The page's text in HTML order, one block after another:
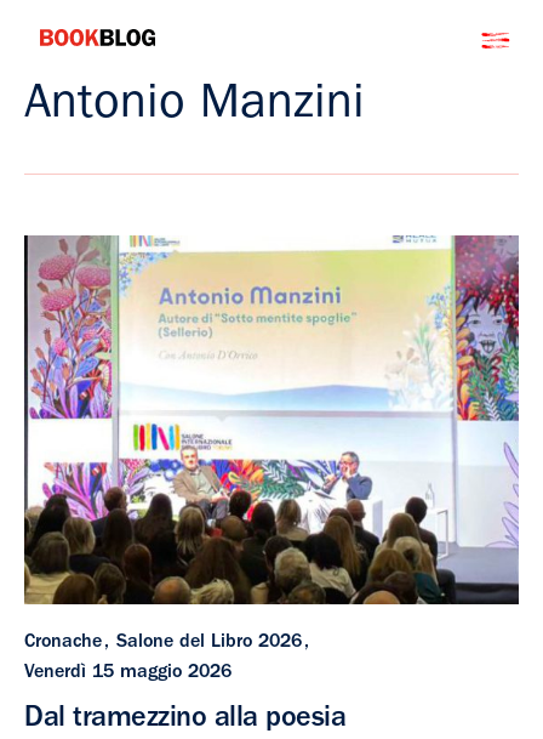
contenuto
Bookblog
Antonio Manzini
Cronache
Salone del Libro 2026
Venerdì 15 maggio 2026
Dal tramezzino alla poesia